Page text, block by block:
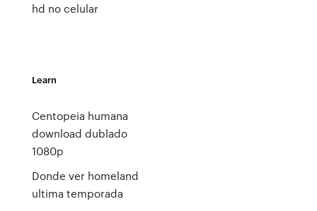
hd no celular
Learn
Centopeia humana
download dublado
1080p
Donde ver homeland
ultima temporada